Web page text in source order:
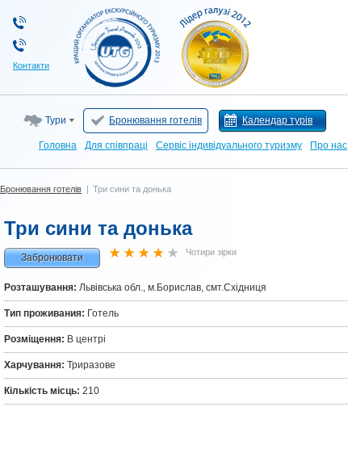
Контакти
Тури Бронювання готелів Календар турів
Головна Для cпівпраці Сервіс індивідуального туризму Про нас
Бронювання готелів | Три сини та донька
Три сини та донька
Забронювати Чотири зірки
Розташування: Львівська обл., м.Борислав, смт.Східниця
Тип проживания: Готель
Розміщення: В центрі
Харчування: Триразове
Кількість місць: 210